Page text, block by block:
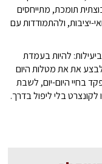
תומכת, מתייחסים
יציבות, ולהתמודדות עם
להיות בעמדת
את את מטלות היום
בחיי היום-יום, לשבת
בלי ליפול בדרך.